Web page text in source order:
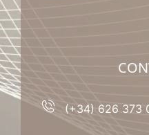
(+34) 626 373